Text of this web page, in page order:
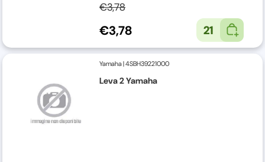
€3,78
€3,78 21
Yamaha|4SBH39221000
Leva 2 Yamaha